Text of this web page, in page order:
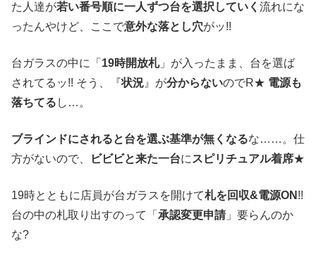
た人達が若い番号順に一人ずつ台を選択していく 流れにな
ったんやけど、ここで意外な落とし穴がッ!!
台ガラスの中に「 19時開放札」が入ったまま、台を選ば
されてるッ!! そう、『状況 』が分からないのでR★ 電源も
落ちてる し…。
ブラインドにされると台を選ぶ基準が無くなるな……。仕
方がないので、
ビビビと来た一台に スピリチュアル着席★
19時とともに店員が台ガラスを開けて札を回収&電源ON !!
台の中の札取り出すのって「 承認変更申請」要らんのか
な?